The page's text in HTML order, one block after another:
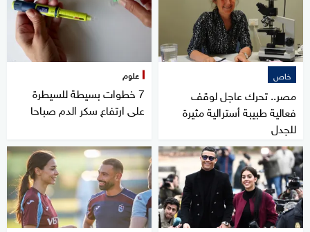
خاص
مصر.. تحرك عاجل لوقف
فعالية طبيبة أسترالية مثيرة
للجدل
علوم
7 خطوات بسيطة للسيطرة
على ارتفاع سكر الدم صباحا